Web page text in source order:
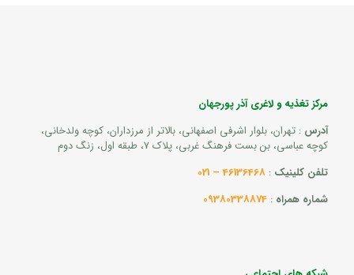
مرکز تغذیه و لاغری آذر پورجهان
آدرس : تهران، بلوار اشرفی اصفهانی، بالاتر از مرزداران، کوچه ولدخانی،
کوچه عباسی، بن بست فرهنگ غربی، پلاک 7، طبقه اول، زنگ دوم
تلفن کلینیک :
46136468 – 021
شماره همراه :
09380338874